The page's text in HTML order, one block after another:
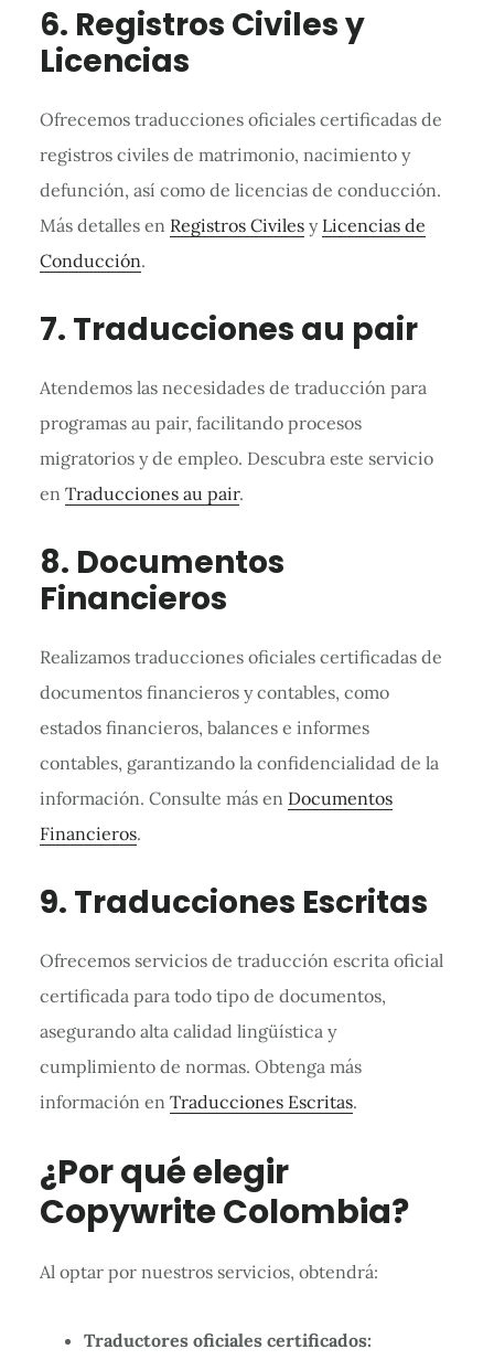
6. Registros Civiles y
Licencias
Ofrecemos traducciones oficiales certificadas de
registros civiles de matrimonio, nacimiento y
defunción, así como de licencias de conducción.
Más detalles en Registros Civilesy Licencias de
Conducción.
7. Traducciones au pair
Atendemos las necesidades de traducción para
programas au pair, facilitando procesos
migratorios y de empleo. Descubra este servicio
en Traducciones au pair.
8. Documentos
Financieros
Realizamos traducciones oficiales certificadas de
documentos financieros y contables, como
estados financieros, balances e informes
contables, garantizando la confidencialidad de la
información. Consulte más en Documentos
Financieros.
9. Traducciones Escritas
Ofrecemos servicios de traducción escrita oficial
certificada para todo tipo de documentos,
asegurando alta calidad lingüística y
cumplimiento de normas. Obtenga más
información en Traducciones Escritas.
¿Por qué elegir
Copywrite Colombia?
Al optar por nuestros servicios, obtendrá:
Traductores oficiales certificados: